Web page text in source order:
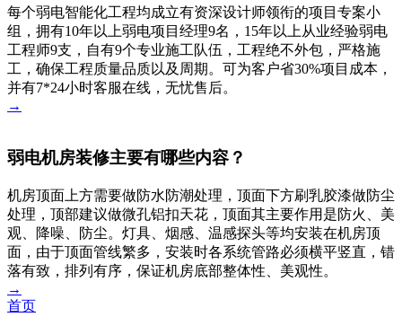
每个弱电智能化工程均成立有资深设计师领衔的项目专案小
组，拥有10年以上弱电项目经理9名，15年以上从业经验弱电
工程师9支，自有9个专业施工队伍，工程绝不外包，严格施
工，确保工程质量品质以及周期。可为客户省30%项目成本，
并有7*24小时客服在线，无忧售后。
→
弱电机房装修主要有哪些内容？
机房顶面上方需要做防水防潮处理，顶面下方刷乳胶漆做防尘
处理，顶部建议做微孔铝扣天花，顶面其主要作用是防火、美
观、降噪、防尘。灯具、烟感、温感探头等均安装在机房顶
面，由于顶面管线繁多，安装时各系统管路必须横平竖直，错
落有致，排列有序，保证机房底部整体性、美观性。
→
首页